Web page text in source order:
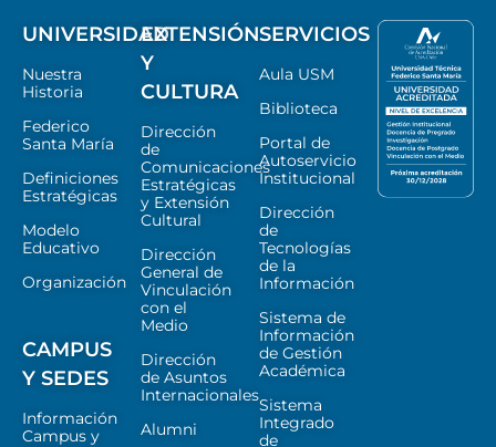
UNIVERSIDAD
Nuestra
Historia
Federico
Santa María
Definiciones
Estratégicas
Modelo
Educativo
Organización
CAMPUS
Y SEDES
Información
Campus y
EXTENSIÓN
Y
CULTURA
Dirección
de
Comunicaciones
Estratégicas
y Extensión
Cultural
Dirección
General de
Vinculación
con el
Medio
Dirección
de Asuntos
Internacionales
Alumni
SERVICIOS
Aula USM
Biblioteca
Portal de
Autoservicio
Institucional
Dirección
de
Tecnologías
de la
Información
Sistema de
Información
de Gestión
Académica
Sistema
Integrado
de